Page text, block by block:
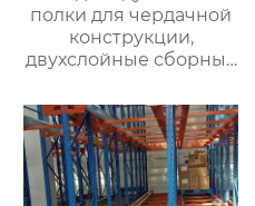
полки для чердачной
конструкции,
двухслойные сборные
хранения стальной
конструкции, съемные
полки для чердачной
платформы